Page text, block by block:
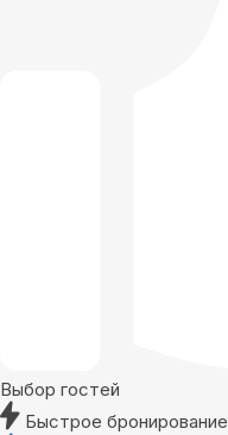
Выбор гостей
Быстрое бронирование